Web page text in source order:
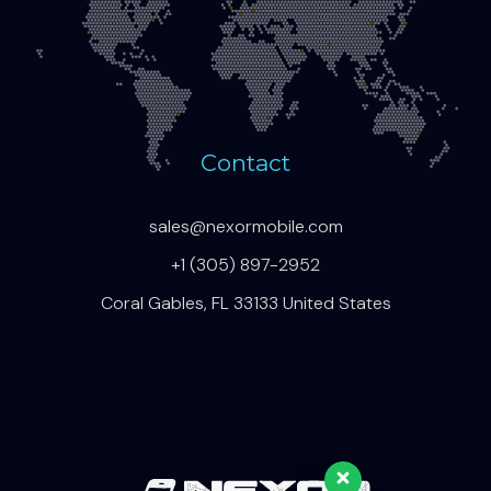
Contact
sales@nexormobile.com
+1 (305) 897-2952
Coral Gables, FL 33133 United States